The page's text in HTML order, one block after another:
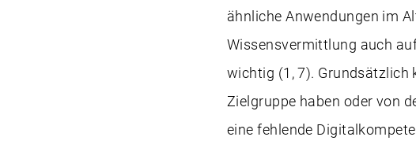
ähnliche Anwendungen im
Wissensvermittlung auch
wichtig (1, 7). Grundsätzlich
Zielgruppe haben oder von
eine fehlende